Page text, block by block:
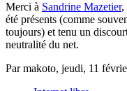
Merci à Sandrine Mazetier,
été présents (comme
toujours) et tenu un
neutralité du net.
Par makoto, jeudi, 11